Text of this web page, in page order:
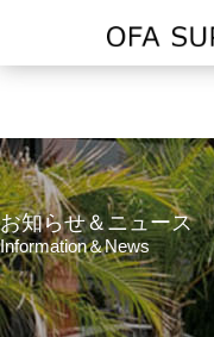
お知らせ＆ニュース
Information＆News